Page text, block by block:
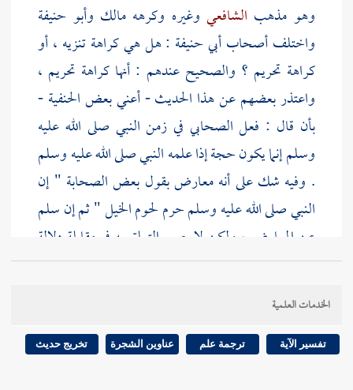
وهو مذهب الشافعي وغيره وكرهه مالك وأبو حنيفة
واختلف أصحابأبي حنيفة : هل هي كراهة تنزيه ، أو
كراهة تحريم ؟ والصحيح عندهم : أنها كراهة تحريم ،
واعتذر بعضهم عن هذا الحديث - أعني بعض الحنفية -
بأن قال : فعل الصحابي في زمن النبي صلى الله عليه
وسلم إنما يكون حجة إذا علمه النبي صلى الله عليه وسلم
. وفيه شك على أنه معارض بقول بعض الصحابة " إن
النبي صلى الله عليه وسلم حرم لحوم الخيل " ثم إن سلم
عن المعارض ، ولكن لا يصح التعلق به في مقابلة دلالة
النص .
وهذا إشارة إلى ثلاثة أجوبة : فأما الأول : فإنما يرد على
هذه الرواية والرواية الأخرىلجابر .وأما الرواية التي
الخدمات العلمية
تفسير الآية ترجمة علم عناوين الشجرة تخريج حديث